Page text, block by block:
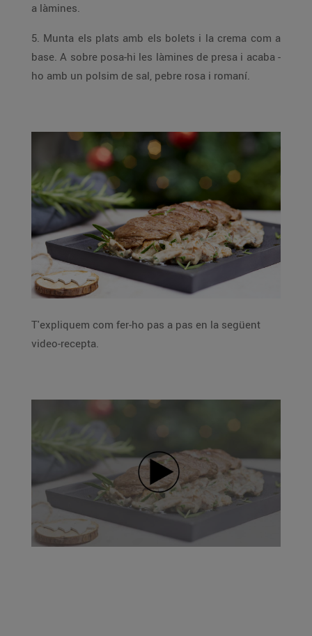
a làmines.
5. Munta els plats amb els bolets i la crema com a
base. A sobre posa-hi les làmines de presa i acaba -
ho amb un polsim de sal, pebre rosa i romaní.
T'expliquem com fer-ho pas a pas en la següent
video-recepta.